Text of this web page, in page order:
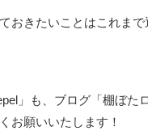
おきたいことはこれまで
」も、ブログ「棚ぼた
お願いいたします！